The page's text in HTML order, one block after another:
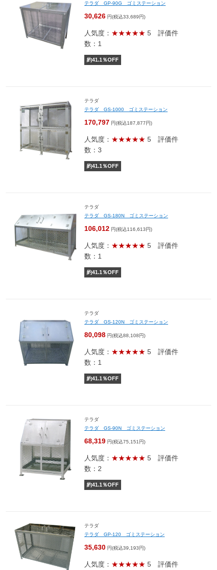
テラダ GP-90G ゴミステーション
30,626 円(税込33,689円)
人気度： ★★★★★ 5 評価件
数：1
約41.1 ％OFF
テラダ
テラダ GS-1000 ゴミステーション
170,797 円(税込187,877円)
人気度： ★★★★★ 5 評価件
数：3
約41.1 ％OFF
テラダ
テラダ GS-180N ゴミステーション
106,012 円(税込116,613円)
人気度： ★★★★★ 5 評価件
数：1
約41.1 ％OFF
テラダ
テラダ GS-120N ゴミステーション
80,098 円(税込88,108円)
人気度： ★★★★★ 5 評価件
数：1
約41.1 ％OFF
テラダ
テラダ GS-90N ゴミステーション
68,319 円(税込75,151円)
人気度： ★★★★★ 5 評価件
数：2
約41.1 ％OFF
テラダ
テラダ GP-120 ゴミステーション
35,630 円(税込39,193円)
人気度： ★★★★★ 5 評価件